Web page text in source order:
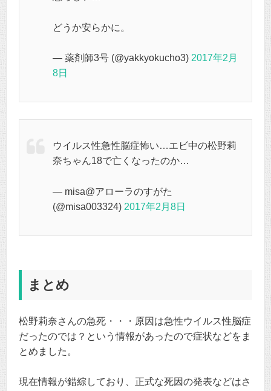
どうか安らかに。
— 薬剤師3号 (@yakkyokucho3) 2017年2月
8日
ウイルス性急性脳症怖い…エビ中の松野莉
奈ちゃん18で亡くなったのか…
— misa@アローラのすがた
(@misa003324) 2017年2月8日
まとめ
松野莉奈さんの急死・・・原因は急性ウイルス性脳症
だったのでは？という情報があったので症状などをま
とめました。
現在情報が錯綜しており、正式な死因の発表などはさ